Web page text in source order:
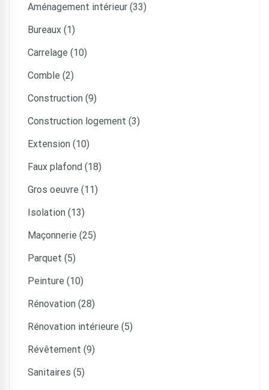
Aménagement intérieur (33)
Bureaux (1)
Carrelage (10)
Comble (2)
Construction (9)
Construction logement (3)
Extension (10)
Faux plafond (18)
Gros oeuvre (11)
Isolation (13)
Maçonnerie (25)
Parquet (5)
Peinture (10)
Rénovation (28)
Rénovation intérieure (5)
Révêtement (9)
Sanitaires (5)